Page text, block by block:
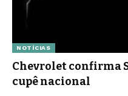
NOTÍCIAS
Chevrolet confirma
cupê nacional